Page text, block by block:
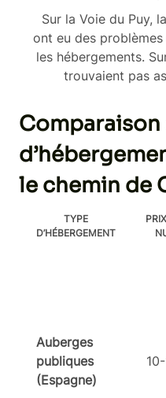
Sur la Voie du Puy,
ont eu des
les hébergements.
trouvaient pas
Comparaison
le chemin de
TYPE
D’HÉBERGEMENT
Auberges
publiques
(Espagne)